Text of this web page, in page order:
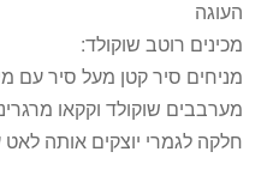
העוגה
מכינים רוטב שוקולד:
מניחים סיר קטן מעל סיר עם
מערבבים שוקולד וקקאו
חלקה לגמרי יוצקים אותה לאט